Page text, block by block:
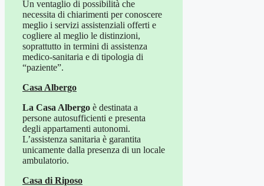
Un ventaglio di possibilità che
necessita di chiarimenti per conoscere
meglio i servizi assistenziali offerti e
cogliere al meglio le distinzioni,
soprattutto in termini di assistenza
medico-sanitaria e di tipologia di
“paziente”.
Casa Albergo
La Casa Albergo è destinata a
persone autosufficienti e presenta
degli appartamenti autonomi.
L’assistenza sanitaria è garantita
unicamente dalla presenza di un locale
ambulatorio.
Casa di Riposo